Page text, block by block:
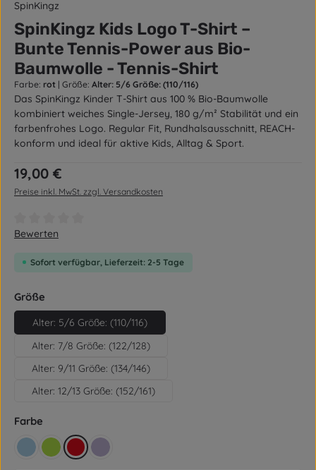
SpinKingz
SpinKingz Kids Logo T-Shirt –
Bunte Tennis-Power aus Bio-
Baumwolle - Tennis-Shirt
Farbe: rot | Größe: Alter: 5/6 Größe: (110/116)
Das SpinKingz Kinder T-Shirt aus 100 % Bio-Baumwolle
kombiniert weiches Single-Jersey, 180 g/m² Stabilität und ein
farbenfrohes Logo. Regular Fit, Rundhalsausschnitt, REACH-
konform und ideal für aktive Kids, Alltag & Sport.
Regulärer Preis:
19,00 €
Preise inkl. MwSt. zzgl. Versandkosten
Durchschnittliche Bewertung von 0 von 5 Sternen
Bewerten
Sofort verfügbar, Lieferzeit: 2-5 Tage
Größe
Alter: 5/6 Größe: (110/116)
Alter: 7/8 Größe: (122/128)
Alter: 9/11 Größe: (134/146)
Alter: 12/13 Größe: (152/161)
Farbe
hellblaugrün rot lila